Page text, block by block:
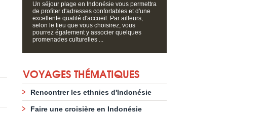
Un séjour plage en Indonésie vous permettra
de profiter d'adresses confortables et d'une
excellente qualité d'accueil. Par ailleurs,
selon le lieu que vous choisirez, vous
pourrez également y associer quelques
promenades culturelles ...
VOYAGES THÉMATIQUES
Rencontrer les ethnies d'Indonésie
Faire une croisière en Indonésie